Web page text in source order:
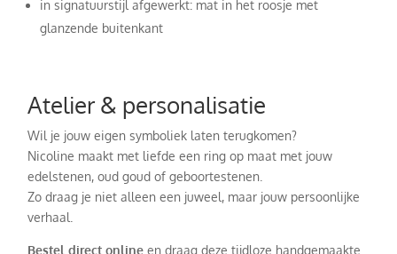
in signatuurstijl afgewerkt: mat in het roosje met
glanzende buitenkant
Atelier & personalisatie
Wil je jouw eigen symboliek laten terugkomen?
Nicoline maakt met liefde een ring op maat met jouw
edelstenen, oud goud of geboortestenen.
Zo draag je niet alleen een juweel, maar jouw persoonlijke
verhaal.
Bestel direct online en draag deze tijdloze handgemaakte